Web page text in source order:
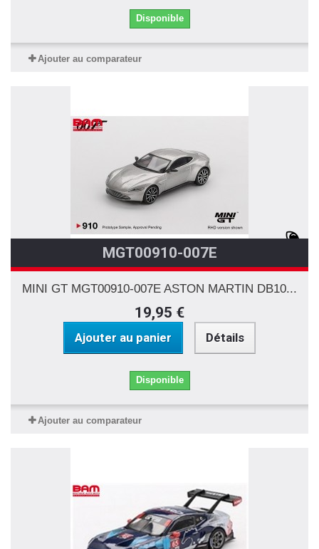
Disponible
Ajouter au comparateur
MGT00910-007E
MINI GT MGT00910-007E ASTON MARTIN DB10...
19,95 €
Ajouter au panier Détails
Disponible
Ajouter au comparateur